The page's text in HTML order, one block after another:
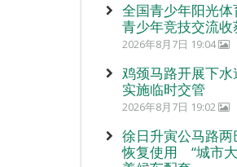
全国青少年阳光
青少年竞技交流收
2026年8月7日 19:04
鸡颈马路开展下
实施临时交管
2026年8月7日 19:02
徐日升寅公马路
恢复使用 “城市